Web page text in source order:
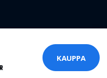
KAUPPA